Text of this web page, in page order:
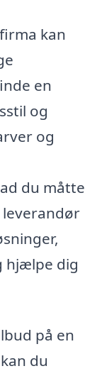
kan
en
og
og
du måtte
hjælpe dig
på en
du